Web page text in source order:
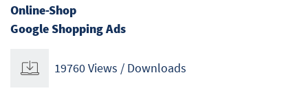
Online-Shop
Google Shopping Ads
19760 Views / Downloads